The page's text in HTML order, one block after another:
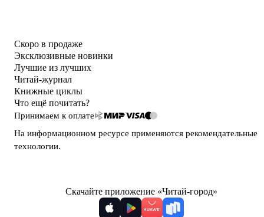
Скоро в продаже
Эксклюзивные новинки
Лучшие из лучших
Читай-журнал
Книжные циклы
Что ещё почитать?
Принимаем к оплате
На информационном ресурсе применяются рекомендательные
технологии.
Скачайте приложение «Читай-город»